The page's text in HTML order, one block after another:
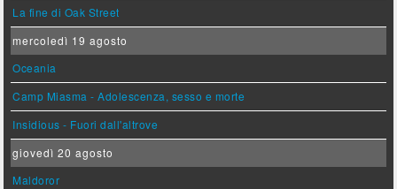
La fine di Oak Street
mercoledì 19 agosto
Oceania
Camp Miasma - Adolescenza, sesso e morte
Insidious - Fuori dall'altrove
giovedì 20 agosto
Maldoror